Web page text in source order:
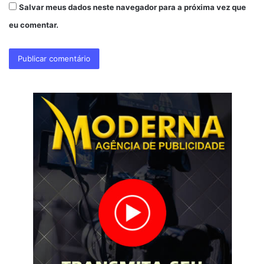
Salvar meus dados neste navegador para a próxima vez que
eu comentar.